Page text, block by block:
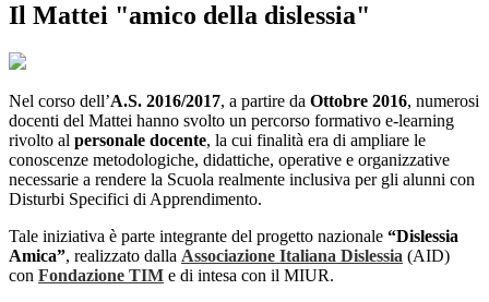
Il Mattei "amico della dislessia"
Nel corso dell’A.S. 2016/2017, a partire da Ottobre 2016, numerosi
docenti del Mattei hanno svolto un percorso formativo e-learning
rivolto al personale docente, la cui finalità era di ampliare le
conoscenze metodologiche, didattiche, operative e organizzative
necessarie a rendere la Scuola realmente inclusiva per gli alunni con
Disturbi Specifici di Apprendimento.
Tale iniziativa è parte integrante del progetto nazionale “Dislessia
Amica”, realizzato dalla Associazione Italiana Dislessia (AID)
con Fondazione TIM e di intesa con il MIUR.